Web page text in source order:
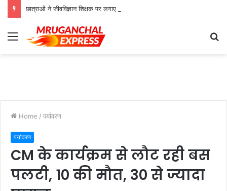
छात्राओं ने जीवविज्ञान शिक्षक पर लगाए गंभीर आरोप
Menu
Home / पर्यावरण
पर्यावरण
CM के कार्यक्रम से लौट रही बस
पलटी, 10 की मौत, 30 से ज्यादा